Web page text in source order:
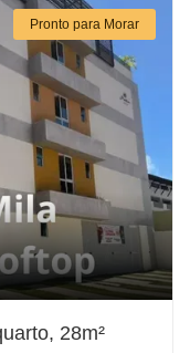
Pronto para Morar
28m²